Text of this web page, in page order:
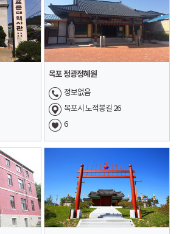
목포 정광정혜원
정보없음
목포시 노적봉길 26
6